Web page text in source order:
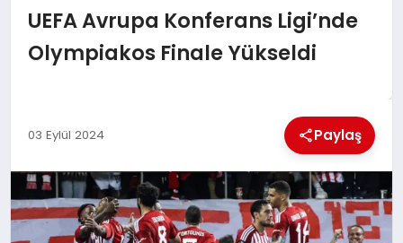
GUNCEL
SAĞLIK
BESLENME
EĞITIM
UEFA Avrupa Konferans Ligi’nde
Olympiakos Finale Yükseldi
03 Eylül 2024 Paylaş